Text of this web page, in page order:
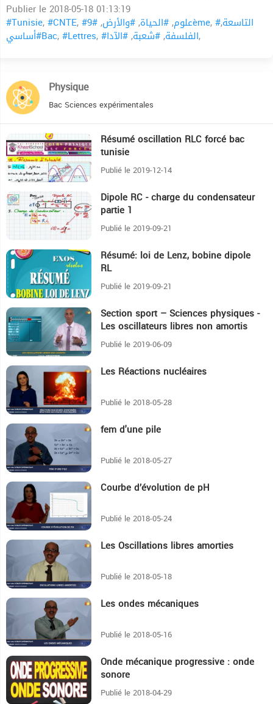
Publier le 2018-05-18 01:13:19
#Tunisie,#CNTE, #علوم,#الحياة,#والأرض, #9ème, #التاسعة,
#أساسيBac,#Lettres, #الفلسفة,#شعبة,#الآدا ,
Physique
Bac Sciences expérimentales
19:9 Résumé oscillation RLC forcé bac
tunisie
Publié le 2019-12-14
36:24 Dipole RC - charge du condensateur
partie 1
Publié le 2019-09-21
16:50 Résumé: loi de Lenz, bobine dipole
RL
Publié le 2019-09-21
22:51 Section sport – Sciences physiques -
Les oscillateurs libres non amortis
Publié le 2019-06-09
11:46 Les Réactions nucléaires
Publié le 2018-05-28
20:18 fem d'une pile
Publié le 2018-05-27
16:53 Courbe d’évolution de pH
Publié le 2018-05-24
Les Oscillations libres amorties
Publié le 2018-05-18
Les ondes mécaniques
Publié le 2018-05-16
14:28 Onde mécanique progressive : onde
sonore
Publié le 2018-04-29